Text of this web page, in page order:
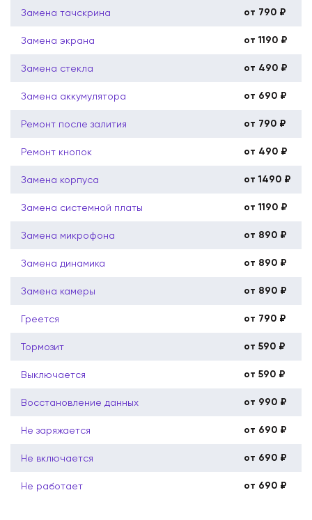
Замена тачскрина от 790 ₽
Замена экрана от 1190 ₽
Замена стекла от 490 ₽
Замена аккумулятора от 690 ₽
Ремонт после залития от 790 ₽
Ремонт кнопок от 490 ₽
Замена корпуса от 1490 ₽
Замена системной платы от 1190 ₽
Замена микрофона от 890 ₽
Замена динамика от 890 ₽
Замена камеры от 890 ₽
Греется от 790 ₽
Тормозит от 590 ₽
Выключается от 590 ₽
Восстановление данных от 990 ₽
Не заряжается от 690 ₽
Не включается от 690 ₽
Не работает от 690 ₽